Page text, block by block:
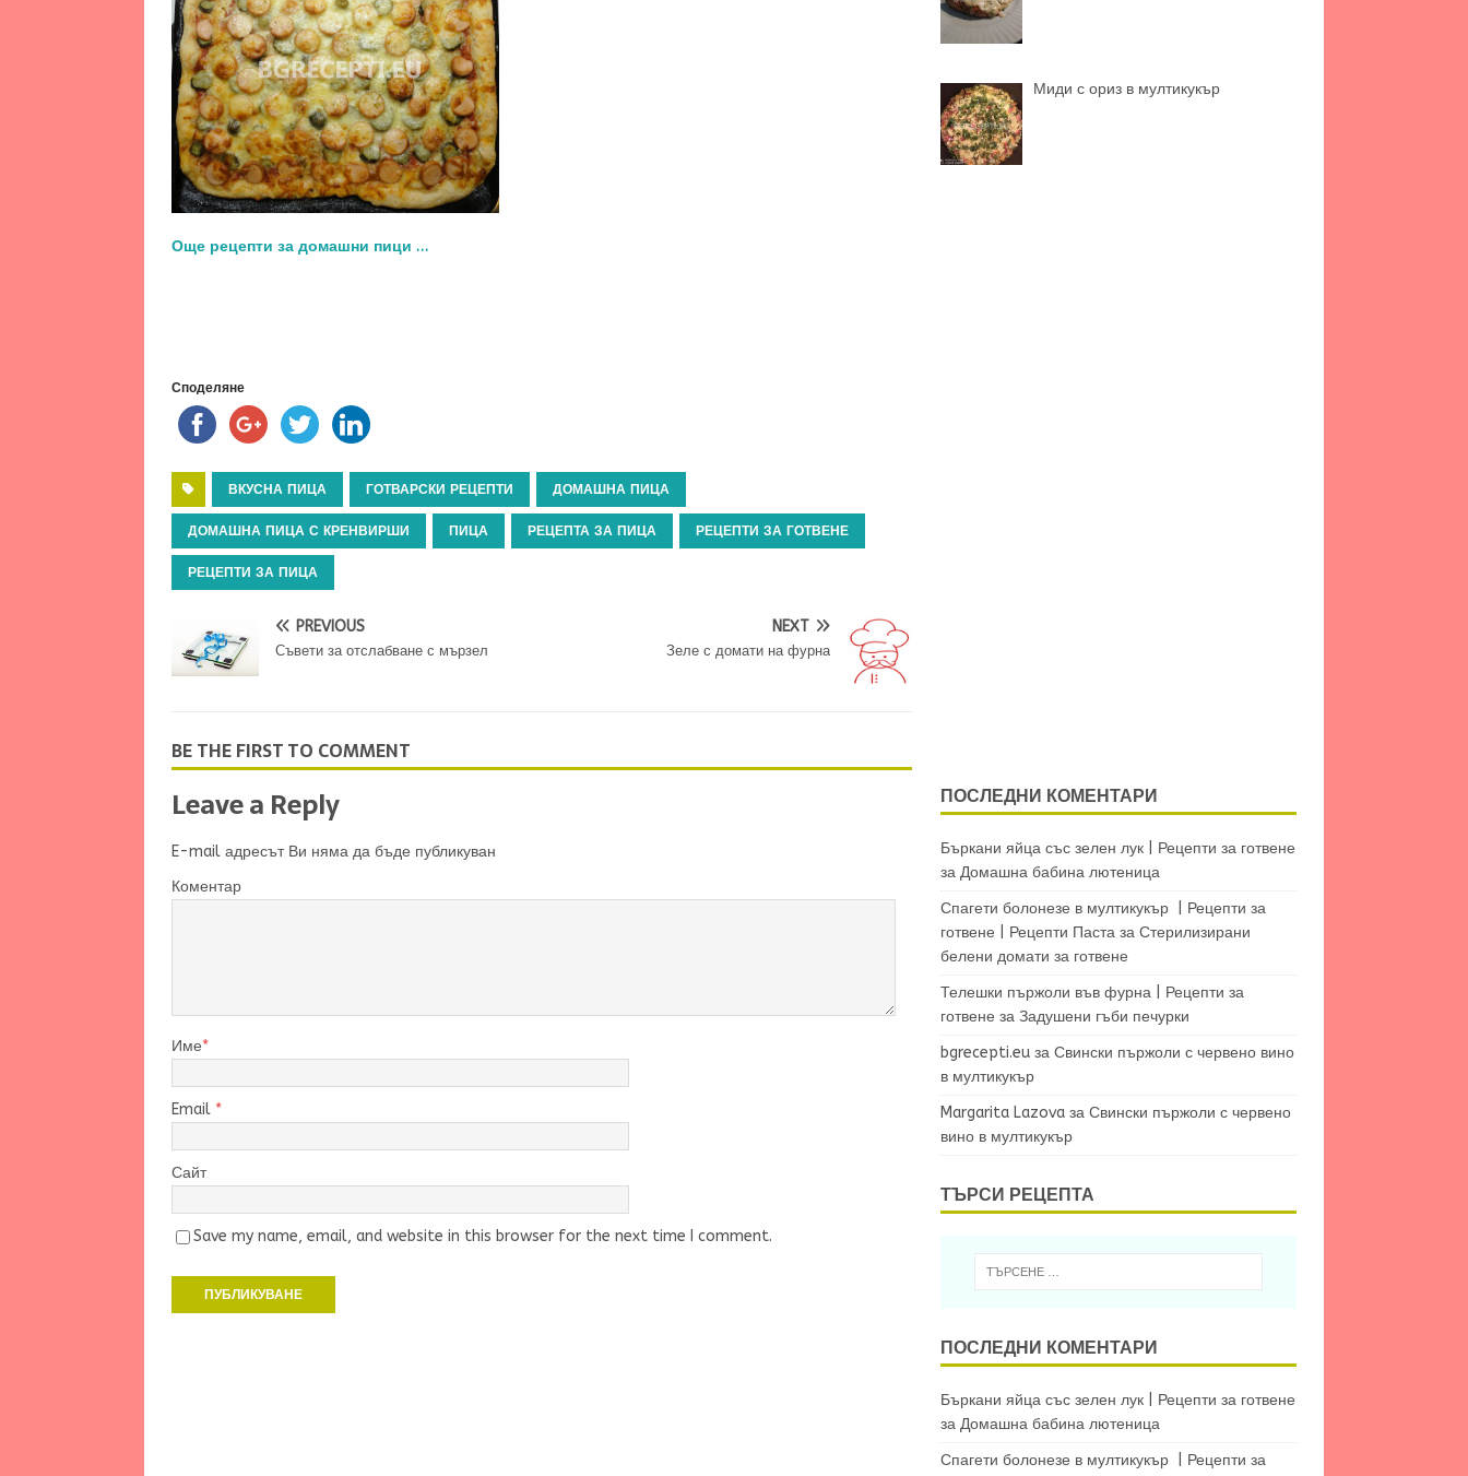
Още рецепти за домашни пици …
Споделяне
ВКУСНА ПИЦА ГОТВАРСКИ РЕЦЕПТИ ДОМАШНА ПИЦА
ДОМАШНА ПИЦА С КРЕНВИРШИ ПИЦА РЕЦЕПТА ЗА ПИЦА РЕЦЕПТИ ЗА ГОТВЕНЕ
РЕЦЕПТИ ЗА ПИЦА
PREVIOUS
Съвети за отслабване с мързел
NEXT
Зеле с домати на фурна
BE THE FIRST TO COMMENT
Leave a Reply
E-mail адресът Ви няма да бъде публикуван
Коментар
Име*
Email *
Сайт
Save my name, email, and website in this browser for the next time I comment.
Миди с ориз в мултикукър
ПОСЛЕДНИ КОМЕНТАРИ
Бъркани яйца със зелен лук | Рецепти за готвене
за Домашна бабина лютеница
Спагети болонезе в мултикукър | Рецепти за
готвене | Рецепти Пастаза Стерилизирани
белени домати за готвене
Телешки пържоли във фурна | Рецепти за
готвене за Задушени гъби печурки
bgrecepti.euза Свински пържоли с червено вино
в мултикукър
Margarita Lazovaза Свински пържоли с червено
вино в мултикукър
ТЪРСИ РЕЦЕПТА
ПОСЛЕДНИ КОМЕНТАРИ
Бъркани яйца със зелен лук | Рецепти за готвене
за Домашна бабина лютеница
Спагети болонезе в мултикукър | Рецепти за